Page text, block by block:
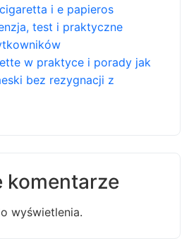
i e papieros
test i praktyczne
w praktyce i porady jak
bez rezygnacji z
komentarze
wyświetlenia.